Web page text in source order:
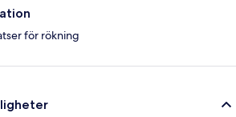
för rökning